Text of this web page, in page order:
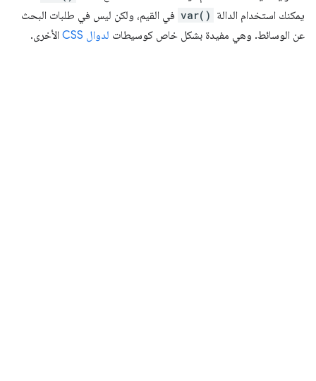
يمكنك استخدام الدالة var() في القيم، ولكن ليس في طلبات البحث
عن الوسائط. وهي مفيدة بشكل خاص كوسيطات لدوال CSS الأخرى.